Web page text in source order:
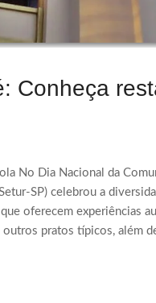
Conheça
No Dia Nacional da
SP) celebrou a
oferecem experiências
pratos típicos, além